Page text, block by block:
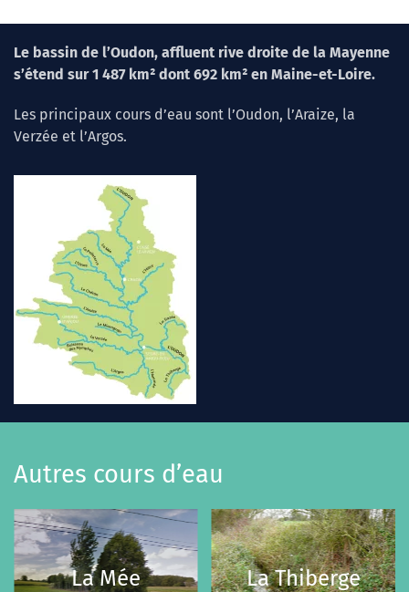
Le bassin de l’Oudon, affluent rive droite de la Mayenne
s’étend sur 1 487 km² dont 692 km² en Maine-et-Loire.
Les principaux cours d’eau sont l’Oudon, l’Araize, la
Verzée et l’Argos.
Autres cours d’eau
La Mée La Thiberge